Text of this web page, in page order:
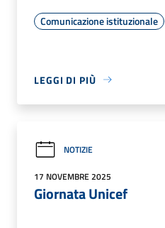
Comunicazione istituzionale
LEGGI DI PIÙ
NOTIZIE
17 NOVEMBRE 2025
Giornata Unicef